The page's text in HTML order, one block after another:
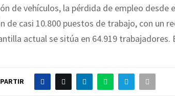
de vehículos, la pérdida de empleo desde
de casi 10.800 puestos de trabajo, con un
actual se sitúa en 64.919 trabajadores.